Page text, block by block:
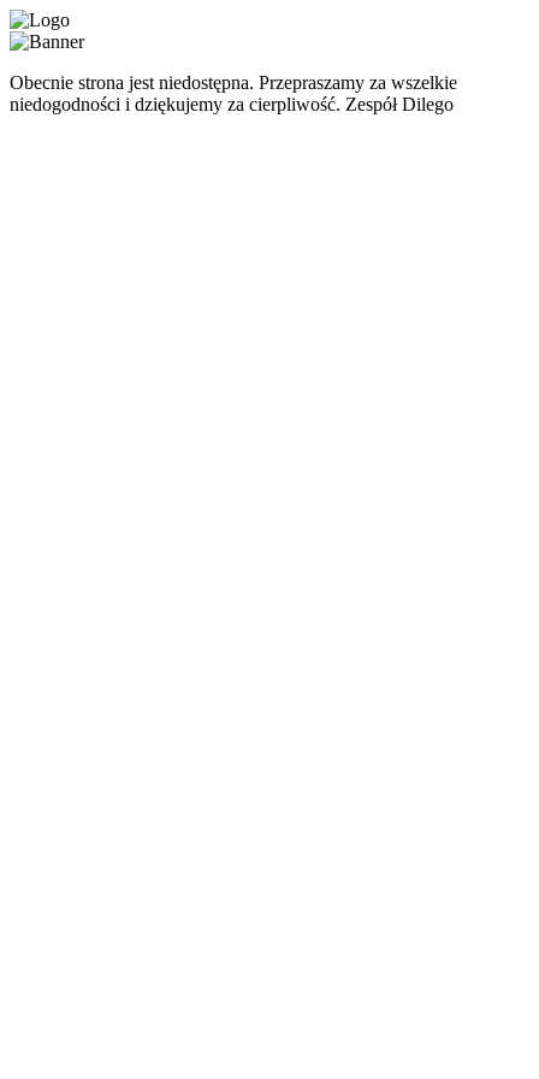
Obecnie strona jest niedostępna. Przepraszamy za wszelkie
niedogodności i dziękujemy za cierpliwość. Zespół Dilego